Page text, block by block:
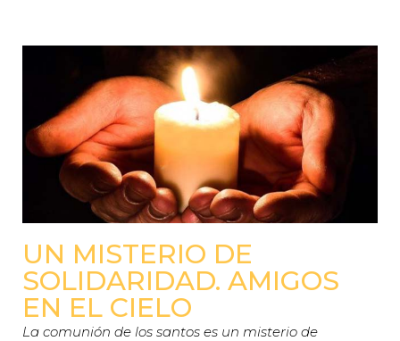
UN MISTERIO DE
SOLIDARIDAD. AMIGOS
EN EL CIELO
La comunión de los santos es un misterio de